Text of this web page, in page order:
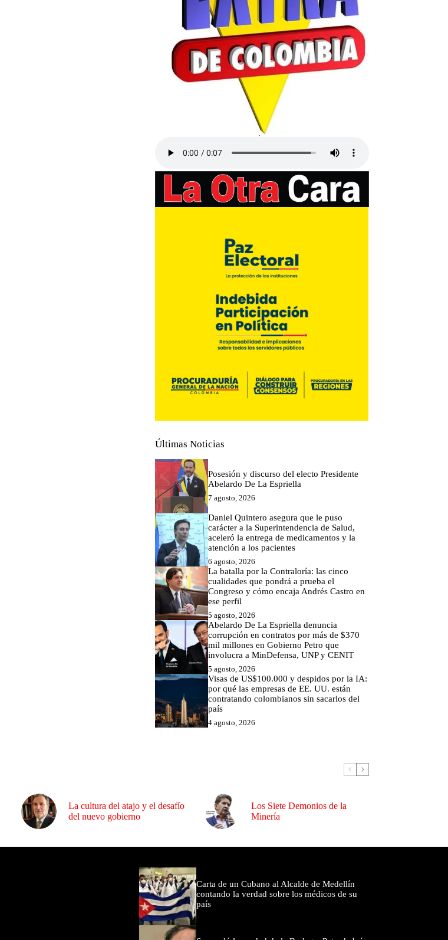
Últimas Noticias
Posesión y discurso del electo Presidente
Abelardo De La Espriella
7 agosto, 2026
Daniel Quintero asegura que le puso
carácter a la Superintendencia de Salud,
aceleró la entrega de medicamentos y la
atención a los pacientes
6 agosto, 2026
La batalla por la Contraloría: las cinco
cualidades que pondrá a prueba el
Congreso y cómo encaja Andrés Castro en
ese perfil
5 agosto, 2026
Abelardo De La Espriella denuncia
corrupción en contratos por más de $370
mil millones en Gobierno Petro que
involucra a MinDefensa, UNP y CENIT
5 agosto, 2026
Visas de US$100.000 y despidos por la IA:
por qué las empresas de EE. UU. están
contratando colombianos sin sacarlos del
país
4 agosto, 2026
La cultura del atajo y el desafío
del nuevo gobierno
Los Siete Demonios de la
Minería
Carta de un Cubano al Alcalde de Medellín
contando la verdad sobre los médicos de su
país